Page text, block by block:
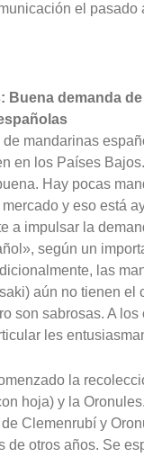
el pasado
Buena demanda de
de mandarinas
en los Países
Hay pocas
y eso está
a impulsar la
según un
las
aún no tienen el
son sabrosas. A los
les
la
hoja) y la
Clemenrubí y
de otros años. Se